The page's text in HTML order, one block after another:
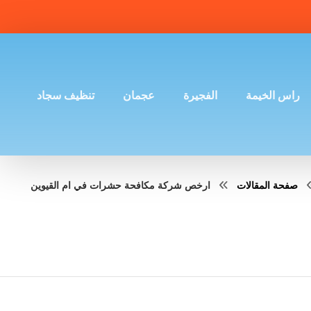
راس الخيمة الفجيرة عجمان تنظيف سجاد
صفحة المقالات ارخص شركة مكافحة حشرات في ام القيوين